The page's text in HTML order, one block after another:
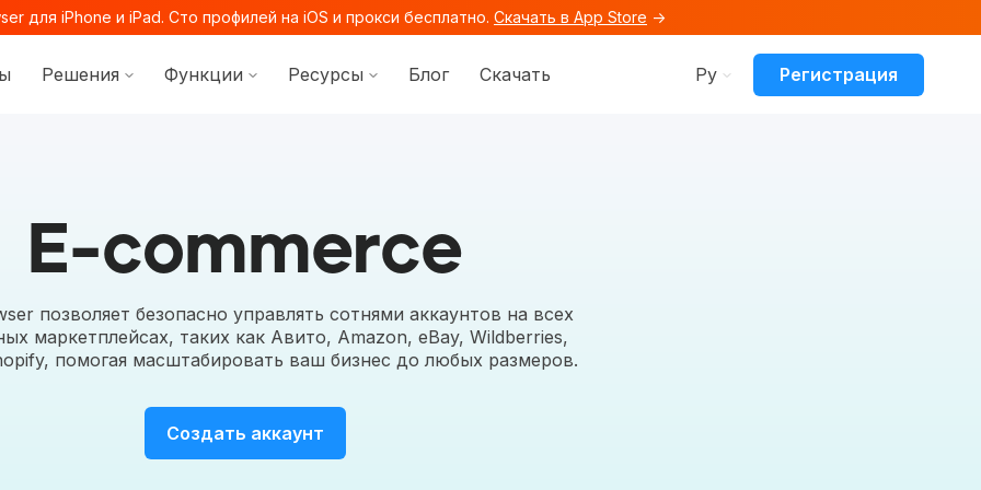
для iPhone и iPad. Сто профилей на iOS и прокси бесплатно. Скачать в App Store →
Решения Show submenu for Решения
Функции Show submenu for Функции
Ресурсы Show submenu for Ресурсы
Блог Скачать Ру Регистрация
E-commerce
позволяет безопасно управлять сотнями аккаунтов на всех
маркетплейсах, таких как Авито, Amazon, eBay, Wildberries,
помогая масштабировать ваш бизнес до любых размеров.
Создать аккаунт